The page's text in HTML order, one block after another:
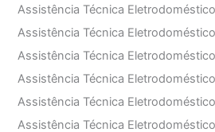
Assistência Técnica
Assistência Técnica
Assistência Técnica
Assistência Técnica
Assistência Técnica
Assistência Técnica